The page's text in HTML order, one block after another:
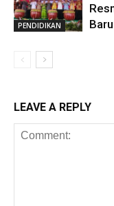
PENDIDIKAN
Baru
LEAVE A REPLY